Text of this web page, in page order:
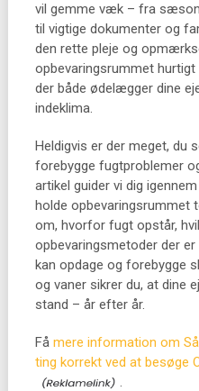
vil gemme væk – fra
til vigtige dokumenter og
den rette pleje og
opbevaringsrummet
der både ødelægger dine
indeklima.
Heldigvis er der meget, du
forebygge fugtproblemer
artikel guider vi dig
holde opbevaringsrummet
om, hvorfor fugt opstår,
opbevaringsmetoder der
kan opdage og forebygge
og vaner sikrer du, at dine
stand – år efter år.
Få mere information om
ting korrekt ved at besøge
.